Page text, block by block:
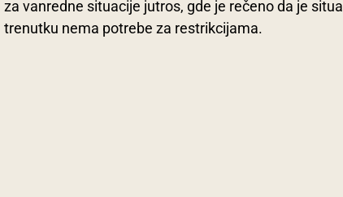
za vanredne situacije jutros, gde je rečeno da je
trenutku nema potrebe za restrikcijama.